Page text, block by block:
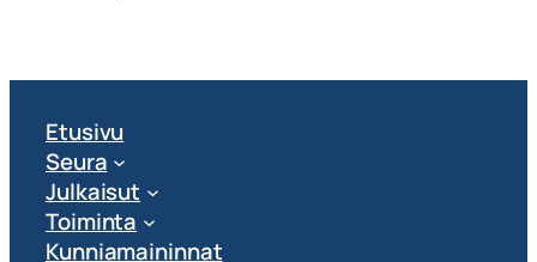
Etusivu
Seura
Julkaisut
Toiminta
Kunniamaininnat